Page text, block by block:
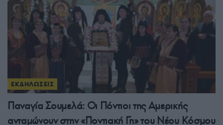
ΕΚΔΗΛΩΣΕΙΣ
Παναγία Σουμελά: Οι Πόντιοι της Αμερικής
ανταμώνουν στην «Ποντιακή Γη» του Νέου Κόσμου